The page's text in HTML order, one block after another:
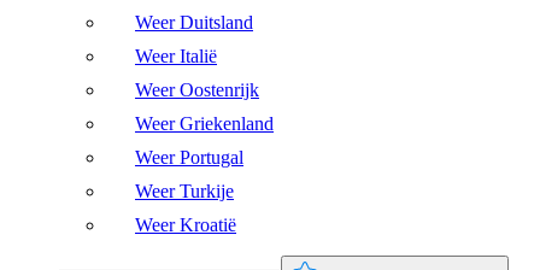
Weer Duitsland
Weer Italië
Weer Oostenrijk
Weer Griekenland
Weer Portugal
Weer Turkije
Weer Kroatië